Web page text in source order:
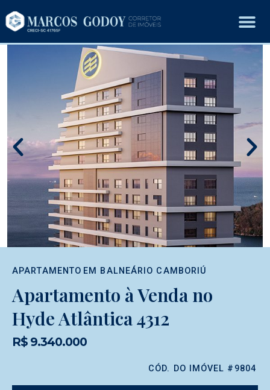
APARTAMENTO EM BALNEÁRIO CAMBORIÚ
Apartamento à Venda no
Hyde Atlântica 4312
R$ 9.340.000
CÓD. DO IMÓVEL #9804